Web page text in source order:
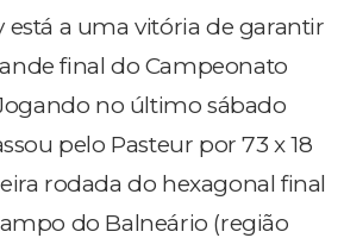
está a uma vitória de garantir
final do Campeonato
no último sábado
pelo Pasteur por 73 x 18
rodada do hexagonal final
do Balneário (região